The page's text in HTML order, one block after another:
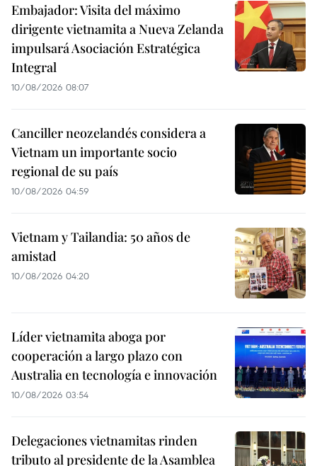
Embajador: Visita del máximo
dirigente vietnamita a Nueva Zelanda
impulsará Asociación Estratégica
Integral
10/08/2026 08:07
Canciller neozelandés considera a
Vietnam un importante socio
regional de su país
10/08/2026 04:59
Vietnam y Tailandia: 50 años de
amistad
10/08/2026 04:20
Líder vietnamita aboga por
cooperación a largo plazo con
Australia en tecnología e innovación
10/08/2026 03:54
Delegaciones vietnamitas rinden
tributo al presidente de la Asamblea